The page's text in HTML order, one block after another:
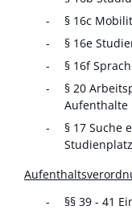
§ 16c
§ 16e
§ 16f
§ 20
Aufenthalte
§ 17 Suche
§§ 39 - 41